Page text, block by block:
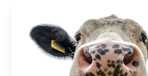
Come